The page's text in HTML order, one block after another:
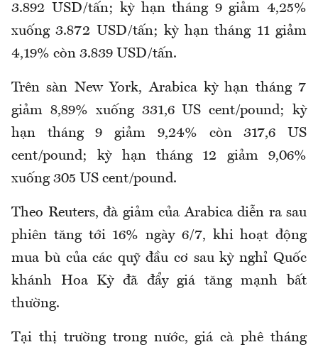
3.892 USD/tấn; kỳ hạn tháng 9 giảm 4,25%
xuống 3.872 USD/tấn; kỳ hạn tháng 11 giảm
4,19% còn 3.839 USD/tấn.
Trên sàn New York, Arabica kỳ hạn tháng 7
giảm 8,89% xuống 331,6 US cent/pound; kỳ
hạn tháng 9 giảm 9,24% còn 317,6 US
cent/pound; kỳ hạn tháng 12 giảm 9,06%
xuống 305 US cent/pound.
Theo Reuters, đà giảm của Arabica diễn ra sau
phiên tăng tới 16% ngày 6/7, khi hoạt động
mua bù của các quỹ đầu cơ sau kỳ nghỉ Quốc
khánh Hoa Kỳ đã đẩy giá tăng mạnh bất
thường.
Tại thị trường trong nước, giá cà phê tháng